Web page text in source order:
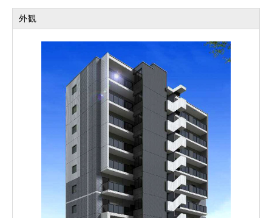
外観